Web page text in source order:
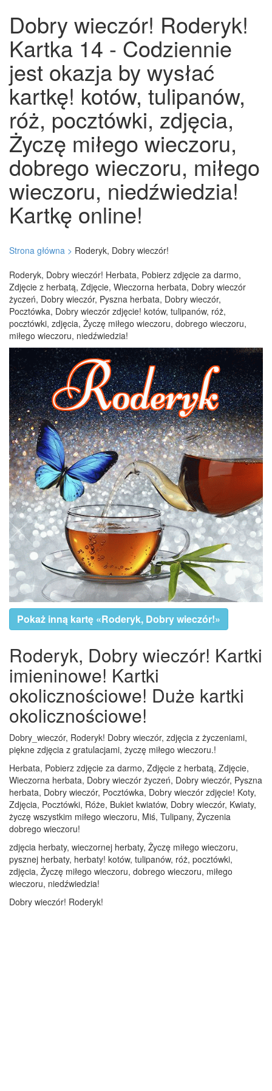
Dobry wieczór! Roderyk!
Kartka 14 - Codziennie
jest okazja by wysłać
kartkę! kotów, tulipanów,
róż, pocztówki, zdjęcia,
Życzę miłego wieczoru,
dobrego wieczoru, miłego
wieczoru, niedźwiedzia!
Kartkę online!
Strona główna > Roderyk, Dobry wieczór!
Roderyk, Dobry wieczór! Herbata, Pobierz zdjęcie za darmo,
Zdjęcie z herbatą, Zdjęcie, Wieczorna herbata, Dobry wieczór
życzeń, Dobry wieczór, Pyszna herbata, Dobry wieczór,
Pocztówka, Dobry wieczór zdjęcie! kotów, tulipanów, róż,
pocztówki, zdjęcia, Życzę miłego wieczoru, dobrego wieczoru,
miłego wieczoru, niedźwiedzia!
Pokaż inną kartę «Roderyk, Dobry wieczór!»
Roderyk, Dobry wieczór! Kartki
imieninowe! Kartki
okolicznościowe! Duże kartki
okolicznościowe!
Dobry_wieczór, Roderyk! Dobry wieczór, zdjęcia z życzeniami,
piękne zdjęcia z gratulacjami, życzę miłego wieczoru.!
Herbata, Pobierz zdjęcie za darmo, Zdjęcie z herbatą, Zdjęcie,
Wieczorna herbata, Dobry wieczór życzeń, Dobry wieczór, Pyszna
herbata, Dobry wieczór, Pocztówka, Dobry wieczór zdjęcie! Koty,
Zdjęcia, Pocztówki, Róże, Bukiet kwiatów, Dobry wieczór, Kwiaty,
życzę wszystkim miłego wieczoru, Miś, Tulipany, Życzenia
dobrego wieczoru!
zdjęcia herbaty, wieczornej herbaty, Życzę miłego wieczoru,
pysznej herbaty, herbaty! kotów, tulipanów, róż, pocztówki,
zdjęcia, Życzę miłego wieczoru, dobrego wieczoru, miłego
wieczoru, niedźwiedzia!
Dobry wieczór! Roderyk!